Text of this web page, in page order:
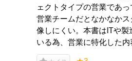
ェクトタイプの営業であ
営業チームだとなかなか
像しにくい。本書はITや製
いる為、営業に特化した内